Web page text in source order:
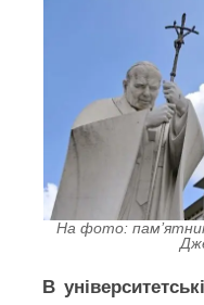
На фото: пам’ятник
В